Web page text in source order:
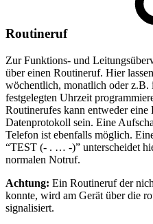
Routineruf
Zur Funktions- und
über einen Routineruf. Hier
wöchentlich, monatlich oder z.B.
festgelegten Uhrzeit
Routinerufes kann entweder
Datenprotokoll sein. Eine
Telefon ist ebenfalls möglich.
“TEST (- . … -)” unterscheidet
normalen Notruf.
Achtung: Ein Routineruf der
konnte, wird am Gerät über die
signalisiert.